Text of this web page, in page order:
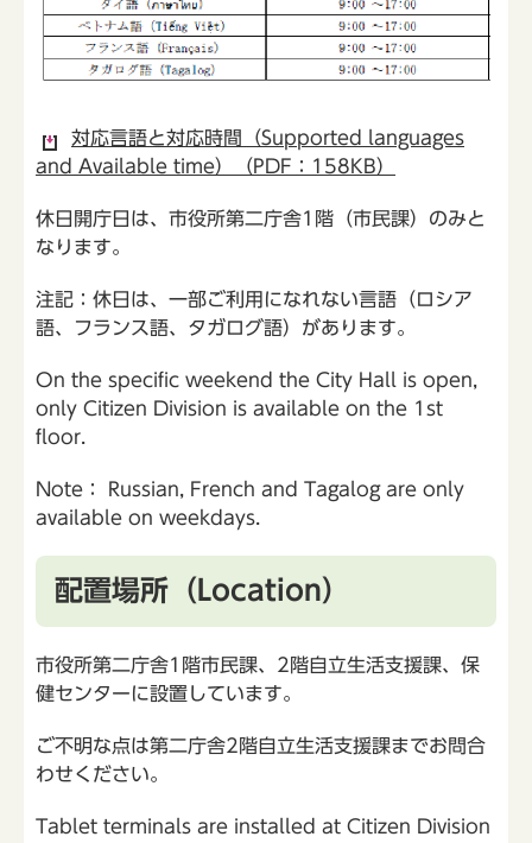
対応言語と対応時間（Supported languages
and Available time）（PDF：158KB）
休日開庁日は、市役所第二庁舎1階（市民課）のみと
なります。
注記：休日は、一部ご利用になれない言語（ロシア
語、フランス語、タガログ語）があります。
On the specific weekend the City Hall is open,
only Citizen Division is available on the 1st
floor.
Note： Russian, French and Tagalog are only
available on weekdays.
配置場所（Location）
市役所第二庁舎1階市民課、2階自立生活支援課、保
健センターに設置しています。
ご不明な点は第二庁舎2階自立生活支援課までお問合
わせください。
Tablet terminals are installed at Citizen Division